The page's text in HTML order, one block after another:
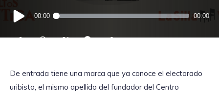
Reproductor
de
00:00 00:00
De entrada tiene una marca que ya conoce el electorado
uribista, el mismo apellido del fundador del Centro